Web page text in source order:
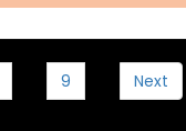
9 Next